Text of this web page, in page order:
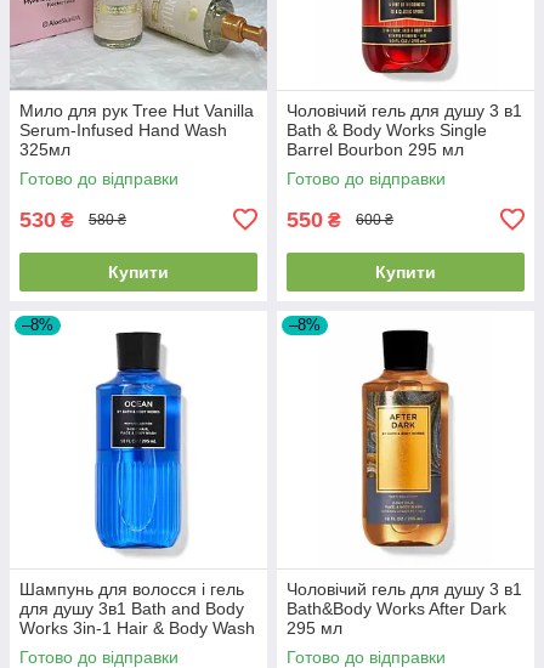
Мило для рук Tree Hut Vanilla
Serum-Infused Hand Wash
325мл
Готово до відправки
530 ₴ 580 ₴
Купити
Чоловічий гель для душу 3 в1
Bath & Body Works Single
Barrel Bourbon 295 мл
Готово до відправки
550 ₴ 600 ₴
Купити
–8%
Шампунь для волосся і гель
для душу 3в1 Bath and Body
Works 3in-1 Hair & Body Wash
Ocean
Готово до відправки
–8%
Чоловічий гель для душу 3 в1
Bath&Body Works After Dark
295 мл
Готово до відправки